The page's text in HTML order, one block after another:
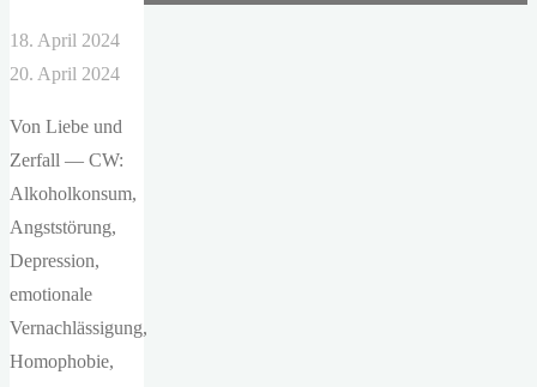
18. April 2024
20. April 2024
Von Liebe und
Zerfall — CW:
Alkoholkonsum,
Angststörung,
Depression,
emotionale
Vernachlässigung,
Homophobie,